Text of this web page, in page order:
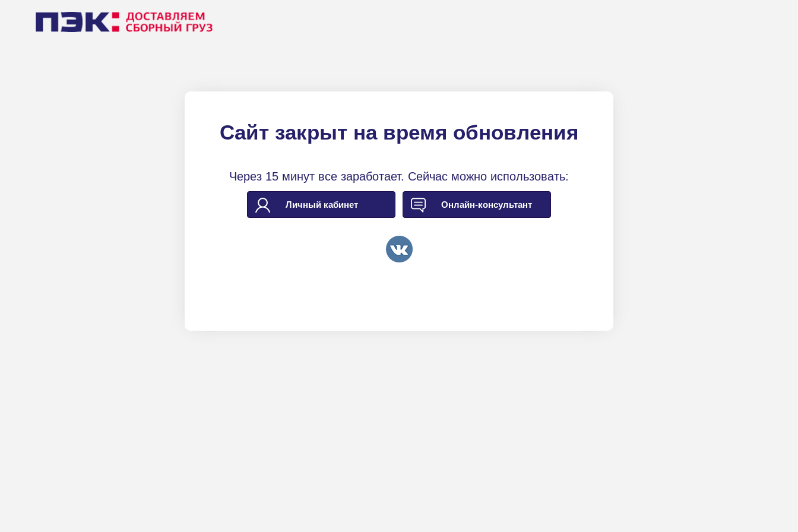
Сайт закрыт на время обновления
Через 15 минут все заработает. Сейчас можно использовать:
Личный кабинет Онлайн-консультант